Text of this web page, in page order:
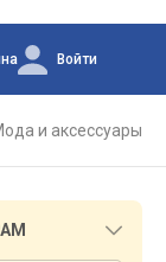
Войти
и аксессуары